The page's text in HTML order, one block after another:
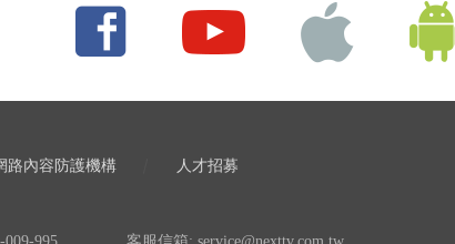
路內容防護機構 人才招募